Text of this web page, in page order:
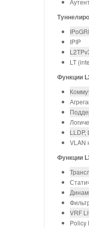
IPIP
LT
Функции
LLDP,
VLAN
Функции
VRF
Policy